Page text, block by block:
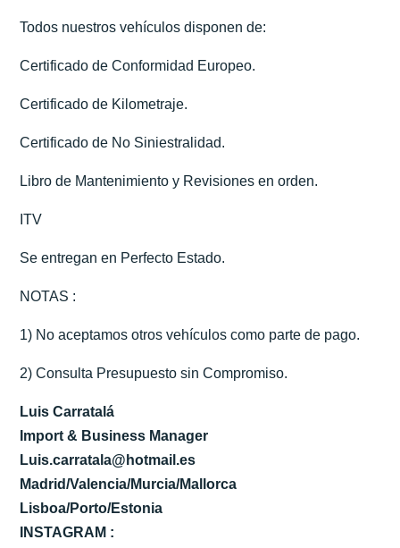
Todos nuestros vehículos disponen de:
Certificado de Conformidad Europeo.
Certificado de Kilometraje.
Certificado de No Siniestralidad.
Libro de Mantenimiento y Revisiones en orden.
ITV
Se entregan en Perfecto Estado.
NOTAS :
1) No aceptamos otros vehículos como parte de pago.
2) Consulta Presupuesto sin Compromiso.
Luis Carratalá
Import & Business Manager
Luis.carratala@hotmail.es
Madrid/Valencia/Murcia/Mallorca
Lisboa/Porto/Estonia
INSTAGRAM :